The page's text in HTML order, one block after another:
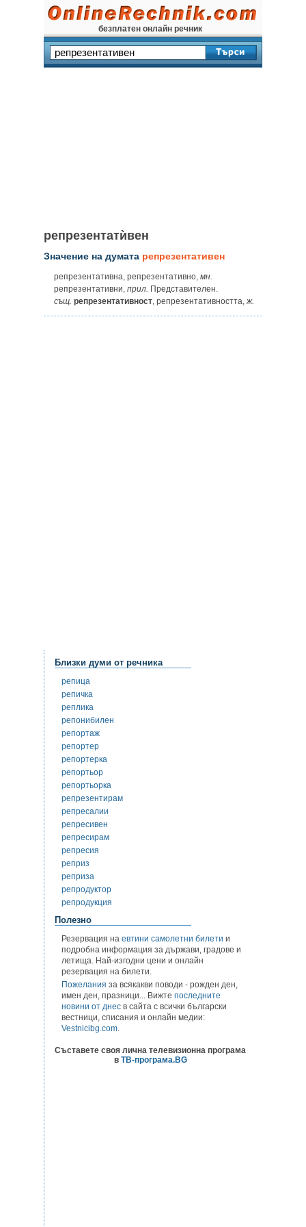
безплатен онлайн речник
репрезентатѝвен
Значение на думата репрезентативен
репрезентативна, репрезентативно, мн.
репрезентативни, прил. Представителен.
същ. репрезентативност, репрезентативността,ж.
Близки думи от речника
репица
репичка
реплика
репонибилен
репортаж
репортер
репортерка
репортьор
репортьорка
репрезентирам
репресалии
репресивен
репресирам
репресия
реприз
реприза
репродуктор
репродукция
Полезно
Резервация на евтини самолетни билети и
подробна информация за държави, градове и
летища. Най-изгодни цени и онлайн
резервация на билети.
Пожелания за всякакви поводи - рожден ден,
имен ден, празници... Вижте последните
новини от днес в сайта с всички български
вестници, списания и онлайн медии:
Vestnicibg.com.
Съставете своя лична телевизионна програма
в ТВ-програма.BG